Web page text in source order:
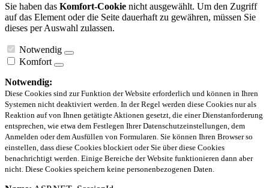
Sie haben das Komfort-Cookie nicht ausgewählt. Um den Zugriff
auf das Element oder die Seite dauerhaft zu gewähren, müssen Sie
dieses per Auswahl zulassen.
Notwendig
Komfort
Notwendig:
Diese Cookies sind zur Funktion der Website erforderlich und können in Ihren
Systemen nicht deaktiviert werden. In der Regel werden diese Cookies nur als
Reaktion auf von Ihnen getätigte Aktionen gesetzt, die einer Dienstanforderung
entsprechen, wie etwa dem Festlegen Ihrer Datenschutzeinstellungen, dem
Anmelden oder dem Ausfüllen von Formularen. Sie können Ihren Browser so
einstellen, dass diese Cookies blockiert oder Sie über diese Cookies
benachrichtigt werden. Einige Bereiche der Website funktionieren dann aber
nicht. Diese Cookies speichern keine personenbezogenen Daten.